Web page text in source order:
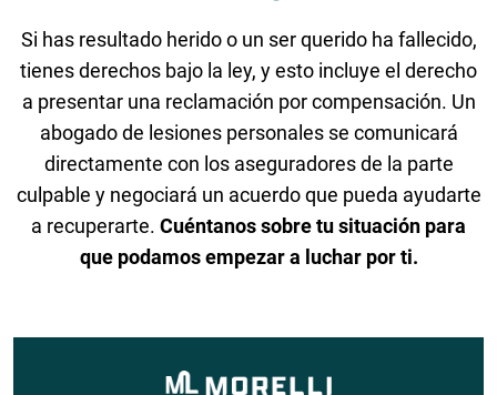
Si has resultado herido o un ser querido ha fallecido,
tienes derechos bajo la ley, y esto incluye el derecho
a presentar una reclamación por compensación. Un
abogado de lesiones personales se comunicará
directamente con los aseguradores de la parte
culpable y negociará un acuerdo que pueda ayudarte
a recuperarte. Cuéntanos sobre tu situación para
que podamos empezar a luchar por ti.